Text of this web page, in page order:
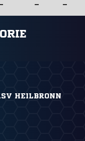
– –
HEILBRONN